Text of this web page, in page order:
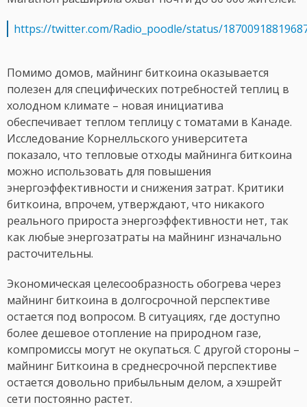
https://twitter.com/Radio_poodle/status/
Помимо домов, майнинг биткоина оказывается
полезен для специфических потребностей теплиц в
холодном климате – новая инициатива
обеспечивает теплом теплицу с томатами в Канаде.
Исследование Корнелльского университета
показало, что тепловые отходы майнинга биткоина
можно использовать для повышения
энергоэффективности и снижения затрат. Критики
биткоина, впрочем, утверждают, что никакого
реального прироста энергоэффективности нет, так
как любые энергозатраты на майнинг изначально
расточительны.
Экономическая целесообразность обогрева через
майнинг биткоина в долгосрочной перспективе
остается под вопросом. В ситуациях, где доступно
более дешевое отопление на природном газе,
компромиссы могут не окупаться. С другой стороны –
майнинг Биткоина в среднесрочной перспективе
остается довольно прибыльным делом, а хэшрейт
сети постоянно растет.